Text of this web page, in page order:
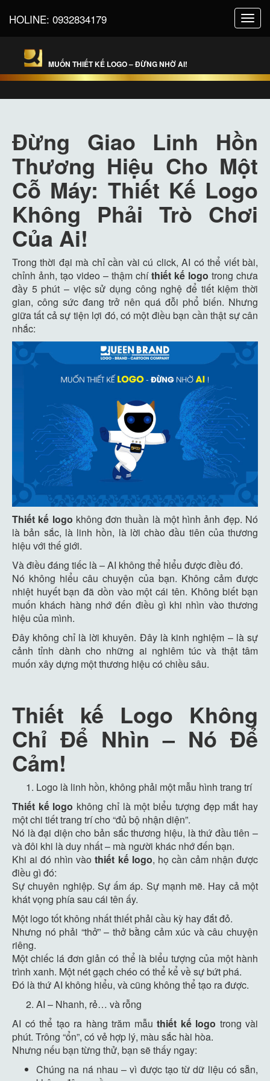
HOLINE: 0932834179
MUỐN THIẾT KẾ LOGO – ĐỪNG NHỜ AI!
Đừng Giao Linh Hồn
Thương Hiệu Cho Một
Cỗ Máy: Thiết Kế Logo
Không Phải Trò Chơi
Của Ai!
Trong thời đại mà chỉ cần vài cú click, AI có thể viết bài,
chỉnh ảnh, tạo video – thậm chíthiết kế logo trong chưa
đầy 5 phút – việc sử dụng công nghệ để tiết kiệm thời
gian, công sức đang trở nên quá đỗi phổ biến. Nhưng
giữa tất cả sự tiện lợi đó, có một điều bạn cần thật sự cân
nhắc:
Thiết kế logo không đơn thuần là một hình ảnh đẹp. Nó
là bản sắc, là linh hồn, là lời chào đầu tiên của thương
hiệu với thế giới.
Và điều đáng tiếc là – AI không thể hiểu được điều đó.
Nó không hiểu câu chuyện của bạn. Không cảm được
nhiệt huyết bạn đã dồn vào một cái tên. Không biết bạn
muốn khách hàng nhớ đến điều gì khi nhìn vào thương
hiệu của mình.
Đây không chỉ là lời khuyên. Đây là kinh nghiệm – là sự
cảnh tỉnh dành cho những ai nghiêm túc và thật tâm
muốn xây dựng một thương hiệu có chiều sâu.
Thiết kế Logo Không
Chỉ Để Nhìn – Nó Để
Cảm!
Logo là linh hồn, không phải một mẫu hình trang trí
Thiết kế logo không chỉ là một biểu tượng đẹp mắt hay
một chi tiết trang trí cho “đủ bộ nhận diện”.
Nó là đại diện cho bản sắc thương hiệu, là thứ đầu tiên –
và đôi khi là duy nhất – mà người khác nhớ đến bạn.
Khi ai đó nhìn vàothiết kế logo, họ cần cảm nhận được
điều gì đó:
Sự chuyên nghiệp. Sự ấm áp. Sự mạnh mẽ. Hay cả một
khát vọng phía sau cái tên ấy.
Một logo tốt không nhất thiết phải cầu kỳ hay đắt đỏ.
Nhưng nó phải “thở” – thở bằng cảm xúc và câu chuyện
riêng.
Một chiếc lá đơn giản có thể là biểu tượng của một hành
trình xanh. Một nét gạch chéo có thể kể về sự bứt phá.
Đó là thứ AI không hiểu, và cũng không thể tạo ra được.
AI – Nhanh, rẻ… và rỗng
AI có thể tạo ra hàng trăm mẫu thiết kế logo trong vài
phút. Trông “ổn”, có vẻ hợp lý, màu sắc hài hòa.
Nhưng nếu bạn từng thử, bạn sẽ thấy ngay:
Chúng na ná nhau – vì được tạo từ dữ liệu có sẵn,